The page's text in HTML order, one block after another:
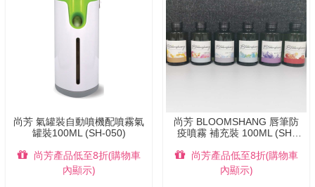
尚芳 氣罐裝自動噴機配噴霧氣
罐裝100ML (SH-050)
尚芳產品低至8折(購物車
內顯示)
尚芳 BLOOMSHANG 唇筆防
疫噴霧 補充裝 100ML (SH-
尚芳產品低至8折(購物車
內顯示)